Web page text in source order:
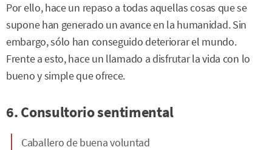
Por ello, hace un repaso a todas aquellas cosas que se
supone han generado un avance en la humanidad. Sin
embargo, sólo han conseguido deteriorar el mundo.
Frente a esto, hace un llamado a disfrutar la vida con lo
bueno y simple que ofrece.
6. Consultorio sentimental
Caballero de buena voluntad